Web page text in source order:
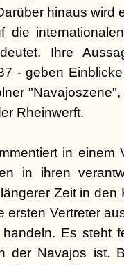
hinaus wird
die
Ihre
- geben
Rheinwerft.
in einem
in ihren
Zeit in den
ersten Vertreter
Es steht
der Navajos ist.